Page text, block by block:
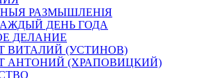
РАЗМЫШЛЕНІЯ
ДЕНЬ ГОДА
ДЕЛАНИЕ
ВИТАЛИЙ (УСТИНОВ)
АНТОНИЙ (ХРАПОВИЦКИЙ)